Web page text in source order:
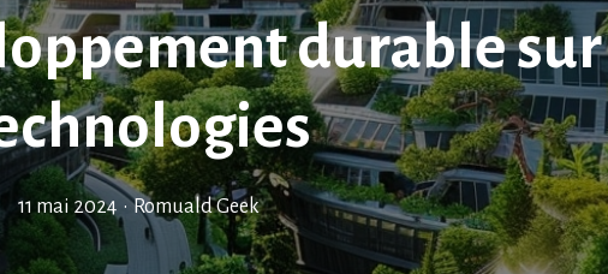
durable
11 mai 2024 • Romuald Geek